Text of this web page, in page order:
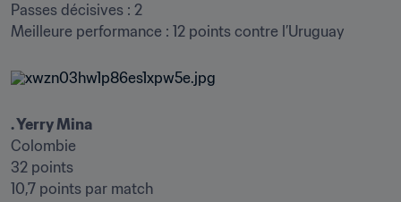
Passes décisives : 2
Meilleure performance : 12 points contre l’Uruguay
. Yerry Mina
Colombie
32 points
10,7 points par match